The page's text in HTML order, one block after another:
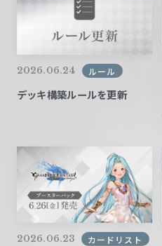
2026.06.24 ルール
デッキ構築ルールを更新
2026.06.23 カードリスト